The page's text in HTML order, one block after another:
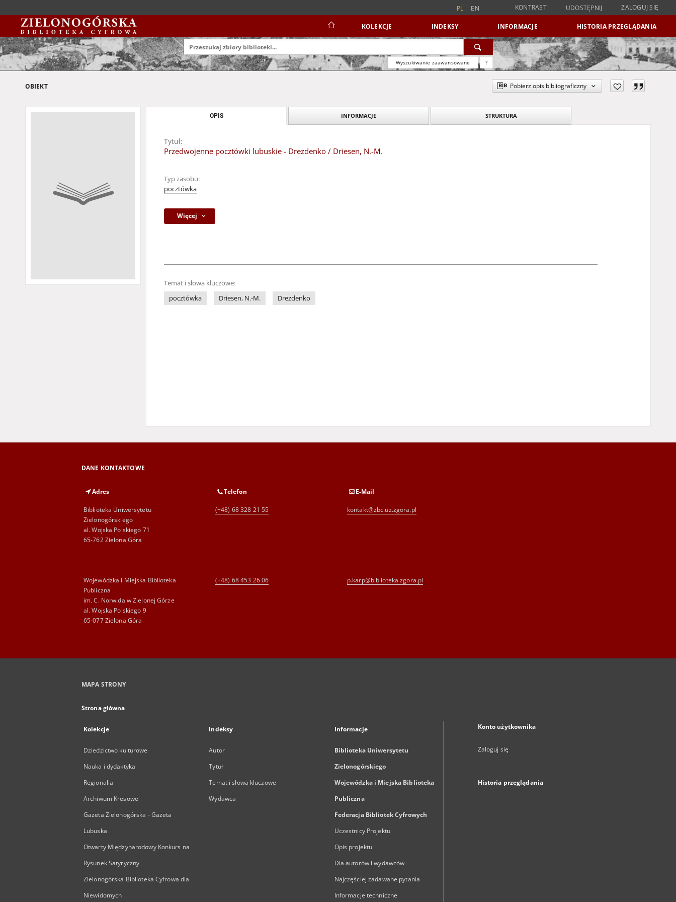
PL EN KONTRAST UDOSTĘPNIJ ZALOGUJ SIĘ
KOLEKCJE INDEKSY INFORMACJE HISTORIA PRZEGLĄDANIA
Wyszukiwanie zaawansowane ?
OBIEKT Pobierz opis bibliograficzny
OPIS INFORMACJE STRUKTURA
Tytuł:
Przedwojenne pocztówki lubuskie - Drezdenko / Driesen, N.-M.
Typ zasobu:
pocztówka
Więcej
Temat i słowa kluczowe:
pocztówka
Driesen, N.-M. Drezdenko
DANE KONTAKTOWE
Adres
Biblioteka Uniwersytetu
Zielonogórskiego
al. Wojska Polskiego 71
65-762 Zielona Góra
Telefon
(+48) 68 328 21 55
E-Mail
kontakt@zbc.uz.zgora.pl
Wojewódzka i Miejska Biblioteka
Publiczna
im. C. Norwida w Zielonej Górze
al. Wojska Polskiego 9
65-077 Zielona Góra
(+48) 68 453 26 06 p.karp@biblioteka.zgora.pl
MAPA STRONY
Strona główna
Kolekcje
Dziedzictwo kulturowe
Nauka i dydaktyka
Regionalia
Archiwum Kresowe
Gazeta Zielonogórska - Gazeta
Lubuska
Otwarty Międzynarodowy Konkurs na
Rysunek Satyryczny
Zielonogórska Biblioteka Cyfrowa dla
Niewidomych
Indeksy
Autor
Tytuł
Temat i słowa kluczowe
Wydawca
Informacje
Biblioteka Uniwersytetu
Zielonogórskiego
Wojewódzka i Miejska Biblioteka
Publiczna
Federacja Bibliotek Cyfrowych
Uczestnicy Projektu
Opis projektu
Dla autorów i wydawców
Najczęściej zadawane pytania
Informacje techniczne
Konto użytkownika
Zaloguj się
Historia przeglądania